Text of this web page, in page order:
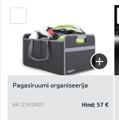
Pagasiruumi organiseerija
66123ADE01 Hind: 57 €